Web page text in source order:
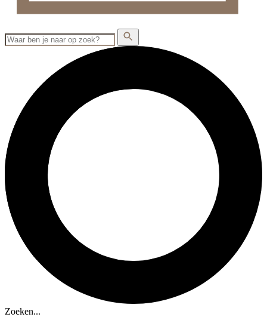
Zoeken...